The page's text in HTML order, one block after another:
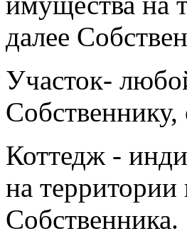
далее
Участок-
Коттедж -
на
Собственника.